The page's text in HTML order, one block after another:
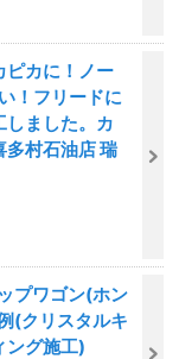
ピカに！ノー
！フリードに
しました。カ
多村石油店 瑞
プワゴン(ホン
(クリスタルキ
ング施工)